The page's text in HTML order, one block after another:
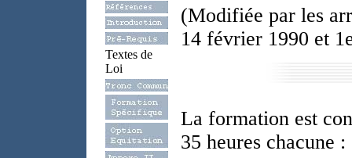
Textes de
Loi
(Modifiée par les
14 février 1990 et
La formation est
35 heures chacune :